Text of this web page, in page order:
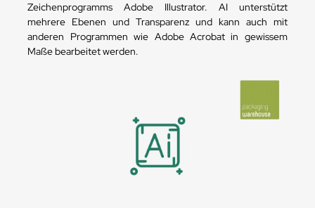
Zeichenprogramms Adobe Illustrator. AI unterstützt
mehrere Ebenen und Transparenz und kann auch mit
anderen Programmen wie Adobe Acrobat in gewissem
Maße bearbeitet werden.